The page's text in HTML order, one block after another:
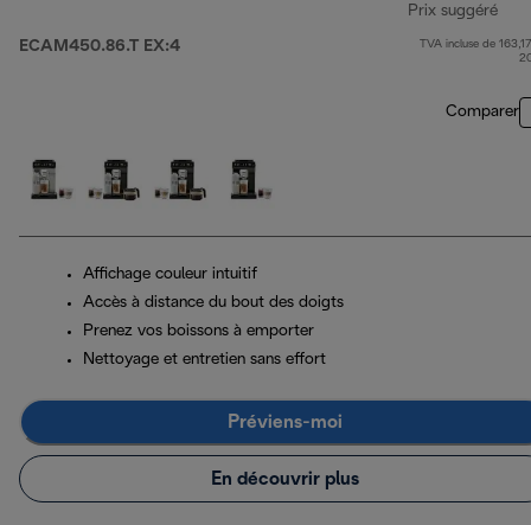
ECAM450.86.T EX:4
Prix suggéré
TVA incluse de
Comparer
Affichage couleur intuitif
Accès à distance du bout des doigts
Prenez vos boissons à emporter
Nettoyage et entretien sans effort
Préviens-moi
En découvrir plus